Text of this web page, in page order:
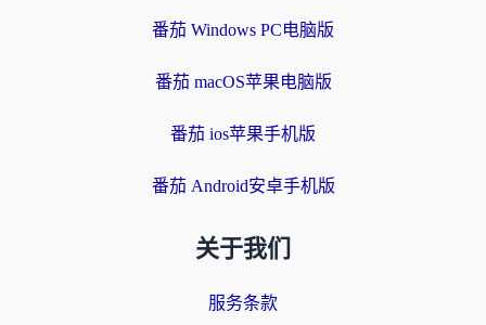
番茄 Windows PC电脑版
番茄 macOS苹果电脑版
番茄 ios苹果手机版
番茄 Android安卓手机版
关于我们
服务条款